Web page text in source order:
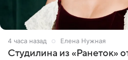
4 часа назад Елена Нужная
Студилина из «Ранеток»